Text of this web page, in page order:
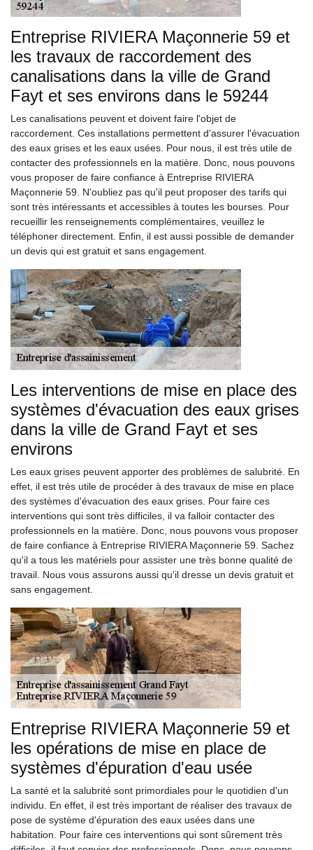
Entreprise RIVIERA Maçonnerie 59 et
les travaux de raccordement des
canalisations dans la ville de Grand
Fayt et ses environs dans le 59244
Les canalisations peuvent et doivent faire l'objet de
raccordement. Ces installations permettent d'assurer l'évacuation
des eaux grises et les eaux usées. Pour nous, il est très utile de
contacter des professionnels en la matière. Donc, nous pouvons
vous proposer de faire confiance à Entreprise RIVIERA
Maçonnerie 59. N'oubliez pas qu'il peut proposer des tarifs qui
sont très intéressants et accessibles à toutes les bourses. Pour
recueillir les renseignements complémentaires, veuillez le
téléphoner directement. Enfin, il est aussi possible de demander
un devis qui est gratuit et sans engagement.
Les interventions de mise en place des
systèmes d'évacuation des eaux grises
dans la ville de Grand Fayt et ses
environs
Les eaux grises peuvent apporter des problèmes de salubrité. En
effet, il est très utile de procéder à des travaux de mise en place
des systèmes d'évacuation des eaux grises. Pour faire ces
interventions qui sont très difficiles, il va falloir contacter des
professionnels en la matière. Donc, nous pouvons vous proposer
de faire confiance à Entreprise RIVIERA Maçonnerie 59. Sachez
qu'il a tous les matériels pour assister une très bonne qualité de
travail. Nous vous assurons aussi qu'il dresse un devis gratuit et
sans engagement.
Entreprise RIVIERA Maçonnerie 59 et
les opérations de mise en place de
systèmes d'épuration d'eau usée
La santé et la salubrité sont primordiales pour le quotidien d'un
individu. En effet, il est très important de réaliser des travaux de
pose de système d'épuration des eaux usées dans une
habitation. Pour faire ces interventions qui sont sûrement très